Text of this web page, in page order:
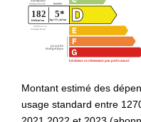
Montant estimé des
usage standard entre